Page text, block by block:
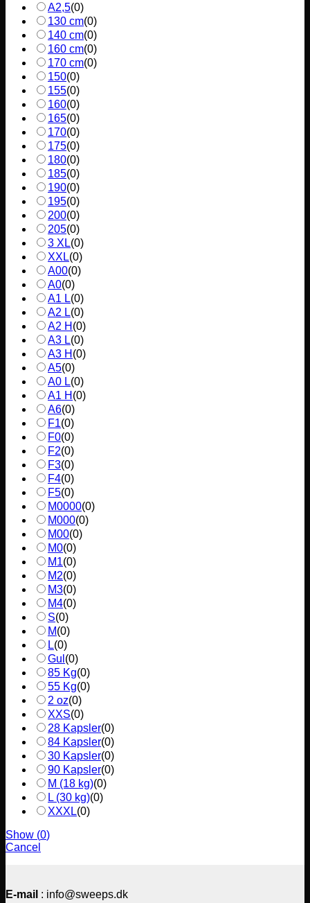
A2,5(0)
130 cm(0)
140 cm(0)
160 cm(0)
170 cm(0)
150(0)
155(0)
160(0)
165(0)
170(0)
175(0)
180(0)
185(0)
190(0)
195(0)
200(0)
205(0)
3 XL(0)
XXL(0)
A00(0)
A0(0)
A1 L(0)
A2 L(0)
A2 H (0)
A3 L(0)
A3 H (0)
A5(0)
A0 L(0)
A1 H (0)
A6(0)
F1(0)
F0(0)
F2(0)
F3(0)
F4(0)
F5(0)
M0000(0)
M000(0)
M00(0)
M0(0)
M1(0)
M2(0)
M3(0)
M4(0)
S(0)
M(0)
L(0)
Gul (0)
85 Kg(0)
55 Kg(0)
2 oz(0)
XXS(0)
28 Kapsler(0)
84 Kapsler(0)
30 Kapsler(0)
90 Kapsler(0)
M (18 kg)(0)
L (30 kg)(0)
XXXL(0)
Show (0)
Cancel
E-mail : info@sweeps.dk